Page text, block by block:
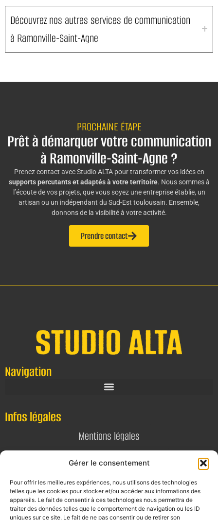
Gérer le consentement
Pour offrir les meilleures expériences, nous utilisons des technologies
telles que les cookies pour stocker et/ou accéder aux informations des
appareils. Le fait de consentir à ces technologies nous permettra de
traiter des données telles que le comportement de navigation ou les ID
uniques sur ce site. Le fait de ne pas consentir ou de retirer son
Découvrez nos autres services de communication
à Ramonville-Saint-Agne
PROCHAINE ÉTAPE
Prêt à démarquer votre communication
à Ramonville-Saint-Agne ?
Prenez contact avec Studio ALTA pour transformer vos idées en
supports percutants et adaptés à votre territoire. Nous sommes à
l’écoute de vos projets, que vous soyez une entreprise établie, un
artisan ou un indépendant du Sud-Est toulousain. Ensemble,
donnons de la visibilité à votre activité.
Prendre contact
Navigation
Infos légales
Mentions légales
Politique de confidentialité
Contact
E-mail